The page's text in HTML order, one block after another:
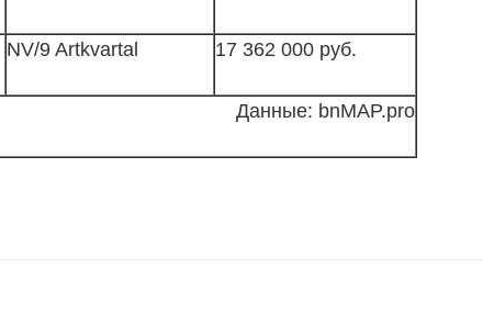
NV/9 Artkvartal 17 362 000 руб.
Данные: bnMAP.pro